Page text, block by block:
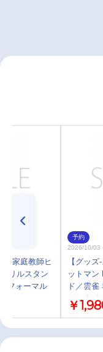
】家庭教師ヒ
リルスタン
フォーマル
予約
2026/10/03
【グッ
ットマン
ド／雲
ルスタイ
￥